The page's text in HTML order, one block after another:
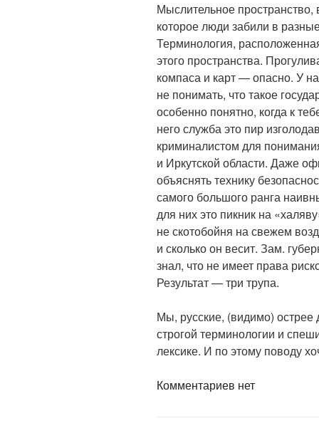
Мыслительное
которое люди забили в
Терминология,
этого пространства.
компаса и карт — опасно. У
не понимать, что такое
особенно понятно, когда к
него служба это пир
криминалистом для
и Иркутской области. Даже
объяснять технику
самого большого ранга
для них это пикник на
не скотобойня на свежем
и сколько он весит. Зам.
знал, что не имеет права
Результат — три трупа.
Мы, русские, (видимо)
строгой терминологии и
лексике. И по этому поводу
Комментариев нет